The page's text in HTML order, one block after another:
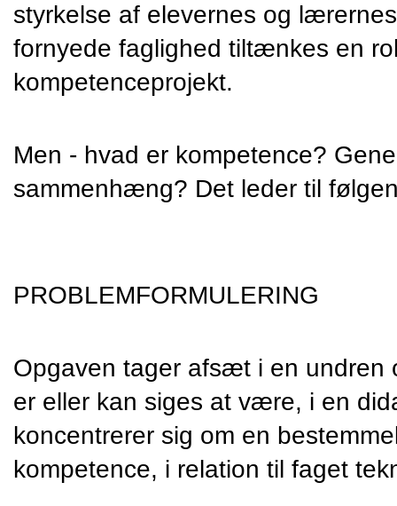
styrkelse af elevernes og
fornyede faglighed tiltænkes en
kompetenceprojekt.
Men - hvad er kompetence?
sammenhæng? Det leder til
PROBLEMFORMULERING
Opgaven tager afsæt i en undren
er eller kan siges at være, i en
koncentrerer sig om en
kompetence, i relation til faget